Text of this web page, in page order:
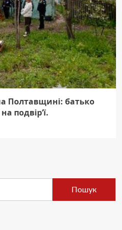
Полтавщині: батько
подвір’ї.
Пошук